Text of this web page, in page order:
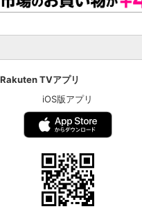
Rakuten TVアプリ
iOS版アプリ